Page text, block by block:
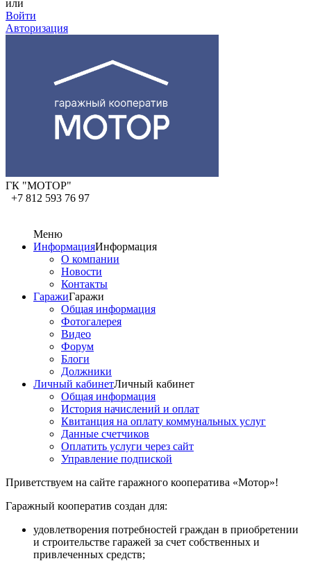
или
Войти
Авторизация
ГК "МОТОР"
+7 812 593 76 97
Меню
ИнформацияИнформация
О компании
Новости
Контакты
ГаражиГаражи
Общая информация
Фотогалерея
Видео
Форум
Блоги
Должники
Личный кабинетЛичный кабинет
Общая информация
История начислений и оплат
Квитанция на оплату коммунальных услуг
Данные счетчиков
Оплатить услуги через сайт
Управление подпиской
Приветствуем на сайте гаражного кооператива «Мотор»!
Гаражный кооператив создан для:
удовлетворения потребностей граждан в приобретении
и строительстве гаражей за счет собственных и
привлеченных средств;